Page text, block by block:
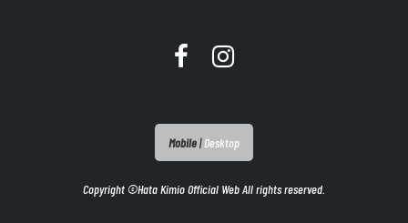
Mobile|Desktop
Copyright ©Hata Kimio Official Web All rights reserved.